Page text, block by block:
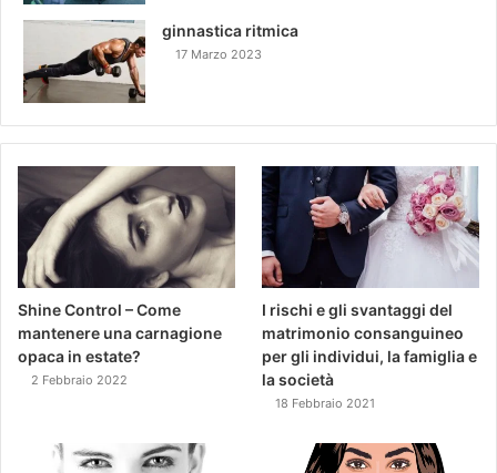
ginnastica ritmica
17 Marzo 2023
Shine Control – Come
mantenere una carnagione
opaca in estate?
2 Febbraio 2022
I rischi e gli svantaggi del
matrimonio consanguineo
per gli individui, la famiglia e
la società
18 Febbraio 2021